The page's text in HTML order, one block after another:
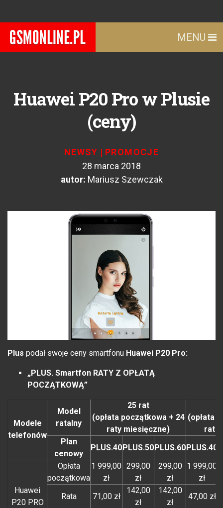
MENU
Huawei P20 Pro w Plusie
(ceny)
NEWSY | PROMOCJE
28 marca 2018
autor: Mariusz Szewczak
Plus podał swoje ceny smartfonu Huawei P20 Pro:
„PLUS. Smartfon RATY Z OPŁATĄ
POCZĄTKOWĄ”
Modele
telefonów
Model
ratalny
25 rat
(opłata początkowa + 24
raty miesięczne)
(opłata
rat
Plan
cenowy
PLUS.40 PLUS.50 PLUS.60 PLUS.40
Huawei
P20 PRO
Opłata
początkowa
1 999,00
zł
299,00
zł
299,00
zł
1 999,00
zł
Rata 71,00 zł
142,00
zł
142,00
zł
47,00 zł